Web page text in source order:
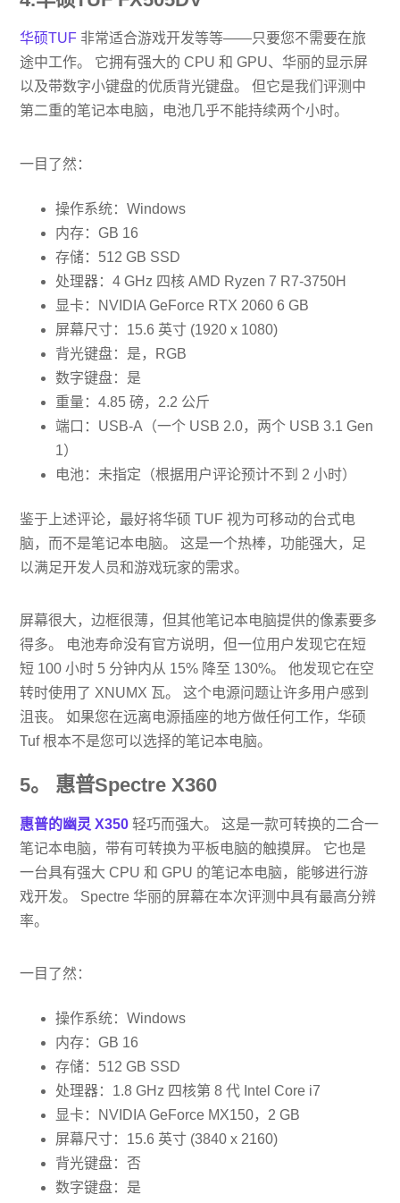
华硕TUF 非常适合游戏开发等等——只要您不需要在旅
途中工作。 它拥有强大的 CPU 和 GPU、华丽的显示屏
以及带数字小键盘的优质背光键盘。 但它是我们评测中
第二重的笔记本电脑，电池几乎不能持续两个小时。
一目了然：
操作系统：Windows
内存：GB 16
存储：512 GB SSD
处理器：4 GHz 四核 AMD Ryzen 7 R7-3750H
显卡：NVIDIA GeForce RTX 2060 6 GB
屏幕尺寸：15.6 英寸 (1920 x 1080)
背光键盘：是，RGB
数字键盘：是
重量：4.85 磅，2.2 公斤
端口：USB-A（一个 USB 2.0，两个 USB 3.1 Gen
1）
电池：未指定（根据用户评论预计不到 2 小时）
鉴于上述评论，最好将华硕 TUF 视为可移动的台式电
脑，而不是笔记本电脑。 这是一个热棒，功能强大，足
以满足开发人员和游戏玩家的需求。
屏幕很大，边框很薄，但其他笔记本电脑提供的像素要多
得多。 电池寿命没有官方说明，但一位用户发现它在短
短 100 小时 5 分钟内从 15% 降至 130%。 他发现它在空
转时使用了 XNUMX 瓦。 这个电源问题让许多用户感到
沮丧。 如果您在远离电源插座的地方做任何工作，华硕
Tuf 根本不是您可以选择的笔记本电脑。
5。 惠普Spectre X360
惠普的幽灵 X350 轻巧而强大。 这是一款可转换的二合一
笔记本电脑，带有可转换为平板电脑的触摸屏。 它也是
一台具有强大 CPU 和 GPU 的笔记本电脑，能够进行游
戏开发。 Spectre 华丽的屏幕在本次评测中具有最高分辨
率。
一目了然：
操作系统：Windows
内存：GB 16
存储：512 GB SSD
处理器：1.8 GHz 四核第 8 代 Intel Core i7
显卡：NVIDIA GeForce MX150，2 GB
屏幕尺寸：15.6 英寸 (3840 x 2160)
背光键盘：否
数字键盘：是